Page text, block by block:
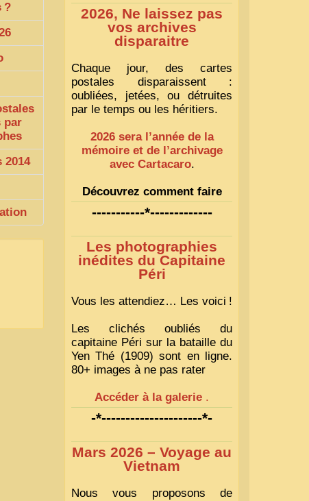
?
par
2014
2026, Ne laissez pas
vos archives
disparaitre
Chaque jour, des cartes
postales disparaissent :
oubliées, jetées, ou détruites
par le temps ou les héritiers.
2026 sera l’année de la
mémoire et de l’archivage
avec Cartacaro.
Découvrez comment faire
1
-----------*-------------
Les photographies
inédites du Capitaine
Péri
Vous les attendiez… Les voici !
Les clichés oubliés du
capitaine Péri sur la bataille du
Yen Thé (1909) sont en ligne.
80+ images à ne pas rater
Accéder à la galerie .
-*---------------------*-
Mars 2026 – Voyage au
Vietnam
Nous vous proposons de